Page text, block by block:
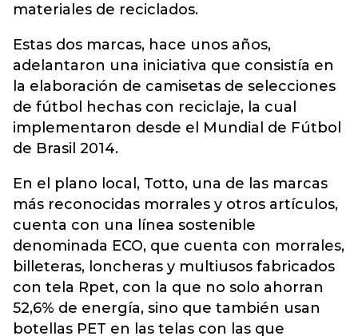
materiales de reciclados.
Estas dos marcas, hace unos años,
adelantaron una iniciativa que consistía en
la elaboración de camisetas de selecciones
de fútbol hechas con reciclaje, la cual
implementaron desde el Mundial de Fútbol
de Brasil 2014.
En el plano local, Totto, una de las marcas
más reconocidas morrales y otros artículos,
cuenta con una línea sostenible
denominada ECO, que cuenta con morrales,
billeteras, loncheras y multiusos fabricados
con tela Rpet, con la que no solo ahorran
52,6% de energía, sino que también usan
botellas PET en las telas con las que